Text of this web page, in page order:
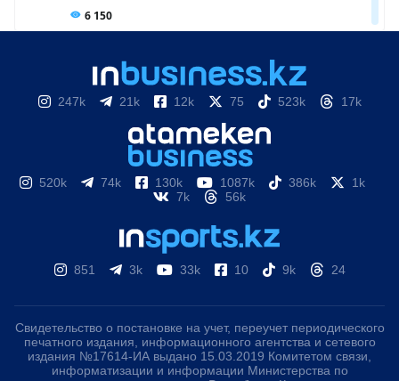
247k 21k 12k 75 523k 17k
520k 74k 130k 1087k 386k
1k
7k
56k
851 3k 33k 10 9k 24
Свидетельство о постановке на учет, переучет периодического
печатного издания, информационного агентства и сетевого
издания №17614-ИА выдано 15.03.2019 Комитетом связи,
информатизации и информации Министерства по